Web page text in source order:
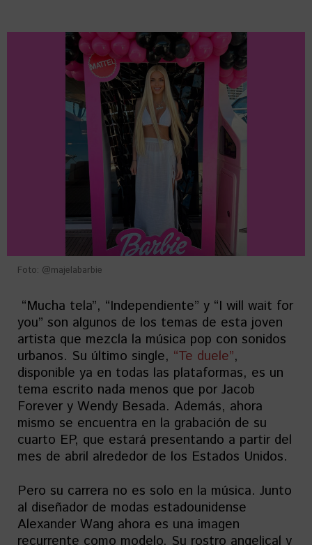
Foto: @majelabarbie
“Mucha tela”, “Independiente” y “I will wait for
you” son algunos de los temas de esta joven
artista que mezcla la música pop con sonidos
urbanos. Su último single, “Te duele”,
disponible ya en todas las plataformas, es un
tema escrito nada menos que por Jacob
Forever y Wendy Besada. Además, ahora
mismo se encuentra en la grabación de su
cuarto EP, que estará presentando a partir del
mes de abril alrededor de los Estados Unidos.
Pero su carrera no es solo en la música. Junto
al diseñador de modas estadounidense
Alexander Wang ahora es una imagen
recurrente como modelo. Su rostro angelical y